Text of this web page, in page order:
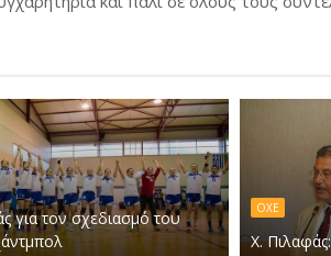
για τον σχεδιασμό του
ΟΧΕ
Χ. Πιλαφάς: